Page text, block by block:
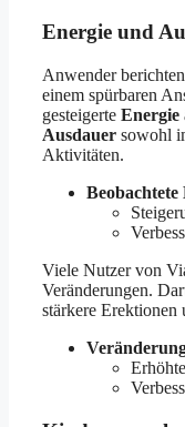
Energie und
Anwender
einem spürbaren
gesteigerte Energie
Ausdauer sowohl
Aktivitäten.
Viele Nutzer von
Veränderungen.
stärkere Erektionen